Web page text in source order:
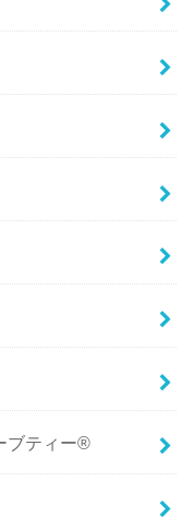
ブティー®